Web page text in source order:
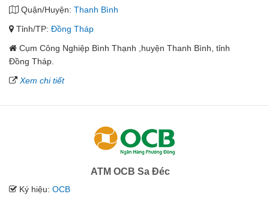
Quận/Huyện: Thanh Bình
Tỉnh/TP: Đồng Tháp
Cụm Công Nghiệp Bình Thạnh ,huyện Thanh Bình, tỉnh
Đồng Tháp.
Xem chi tiết
ATM OCB Sa Đéc
Ký hiệu: OCB